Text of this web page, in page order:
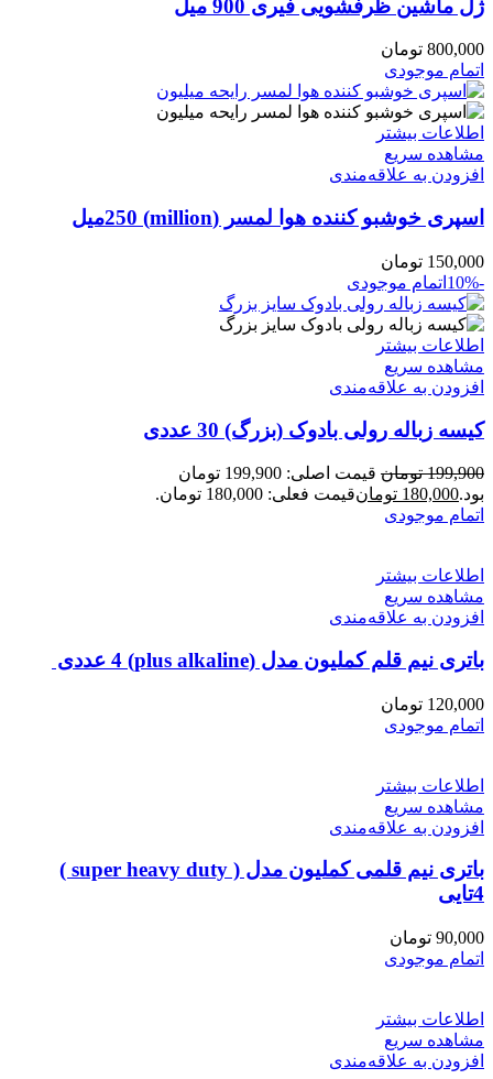
ژل ماشین ظرفشویی فیری 900 میل
800,000 تومان
اتمام موجودی
اطلاعات بیشتر
مشاهده سریع
افزودن به علاقه‌مندی
اسپری خوشبو کننده هوا لمسر (million) 250میل
150,000 تومان
-10%
اتمام موجودی
اطلاعات بیشتر
مشاهده سریع
افزودن به علاقه‌مندی
کیسه زباله رولی بادوک (بزرگ) 30 عددی
199,900 تومان
قیمت اصلی: 199,900 تومان
بود.180,000 تومانقیمت فعلی: 180,000 تومان.
اتمام موجودی
اطلاعات بیشتر
مشاهده سریع
افزودن به علاقه‌مندی
باتری نیم قلم کملیون مدل (plus alkaline) 4 عددی
120,000 تومان
اتمام موجودی
اطلاعات بیشتر
مشاهده سریع
افزودن به علاقه‌مندی
باتری نیم قلمی کملیون مدل ( super heavy duty )
4تایی
90,000 تومان
اتمام موجودی
اطلاعات بیشتر
مشاهده سریع
افزودن به علاقه‌مندی